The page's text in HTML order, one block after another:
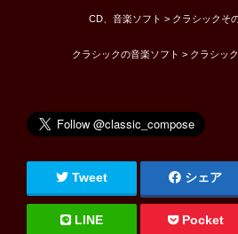
CD、音楽ソフト > クラシックそ
クラシックの音楽ソフト > クラシッ
Tweet シェア
LINE Pocket